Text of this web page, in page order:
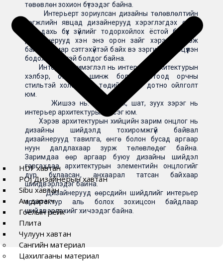
HDF хавтан
POJ Дизайнерын хавтан
Sibu хавтан
Ам дарагч
Гоёлын рейк
Плита
Чулуун хавтан
Сангийн материал
Цахилгааны материал
төвөвлөн зохион бүтээдэг байна.
Интерьерт зориулсан дизайны төлөвлөлтийн
хөгжлийн явцад дизайнерууд хэрэглэгдэх орон
зай дахь бүх зүйлийг тодорхойлох ёстой болсон.
Дизайнерууд хэн энэ орон зайг хэрэглэх гэж
байгаа, ямар сэтгэхүйтэй байх вэ зэргийг эргэцүүлэн
бодох хэрэгтэй болдог байна.
Интерьер чимэглэл нь интерьер архитектурын
хэлбэр, онцлог шинж болон дотоод орчны
стильтэй холбоотой төдийгүй ойр дотно ойлголт
юм.
Жишээ нь: цонх, арк, шат, зуух зэрэг нь
интерьер архитектурын хэсэг юм.
Хэрэв архитектурын хийцийн зарим онцлог нь
дизайны шийдэлд тохиромжгүй байвал
дизайнерууд тавилга, өнгө болон бусад аргаар
нуун далдлахаар зурж төлөвлөдөг байна.
Заримдаа өөр аргаар буюу дизайны шийдэл
гаргахдаа архитектурын элементийн онцлогийг
дур булаасан, анхаарал татсан байхаар
шийдвэрлэдэг байна.
Дизайнерууд өөрсдийн шийдлийг интерьер
архитектур аль болох зохицсон байдлаар
шийдвэрлэхийг хичээдэг байна.